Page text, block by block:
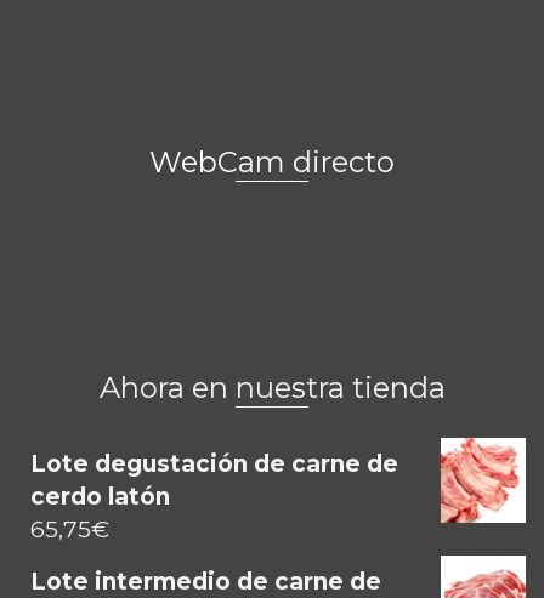
WebCam directo
Ahora en nuestra tienda
Lote degustación de carne de
cerdo latón
65,75€
Lote intermedio de carne de